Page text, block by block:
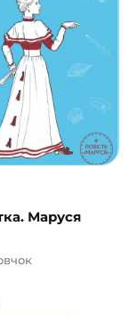
Маруся